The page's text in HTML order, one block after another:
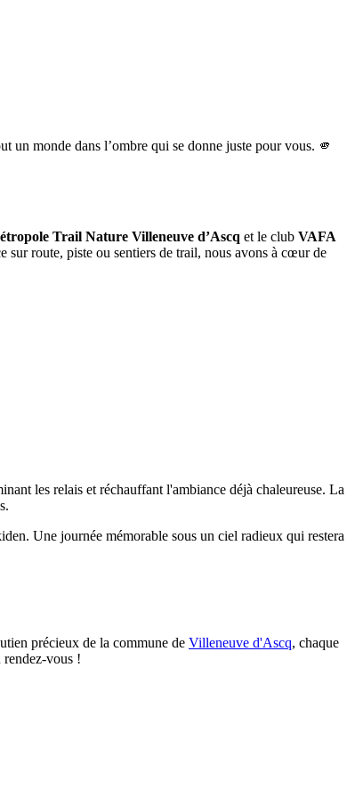
un monde dans l’ombre qui se donne juste pour vous. 🫵
Trail Nature Villeneuve d’Ascq et le club VAFA
sur route, piste ou sentiers de trail, nous avons à cœur de
les relais et réchauffant l'ambiance déjà chaleureuse. La
Une journée mémorable sous un ciel radieux qui restera
précieux de la commune de Villeneuve d'Ascq, chaque
rendez-vous !